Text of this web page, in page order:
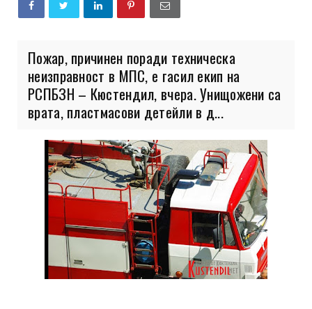
Пожар, причинен поради техническа
неизправност в МПС, е гасил екип на
РСПБЗН – Кюстендил, вчера. Унищожени са
врата, пластмасови детейли в д...